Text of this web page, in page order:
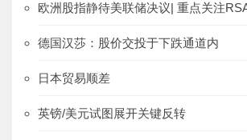
欧洲股指静待美联储决议| 重点关注
德国汉莎：股价交投于下跌通道内
日本贸易顺差
英镑/美元试图展开关键反转